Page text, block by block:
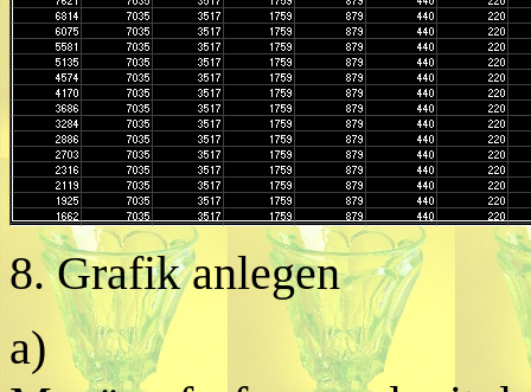
8. Grafik anlegen
a)